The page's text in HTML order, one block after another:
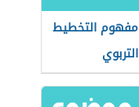
مفهوم التخطيط
التربوي